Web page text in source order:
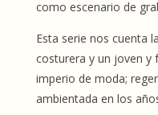
como escenario de
Esta serie nos cuenta
costurera y un joven y
imperio de moda;
ambientada en los